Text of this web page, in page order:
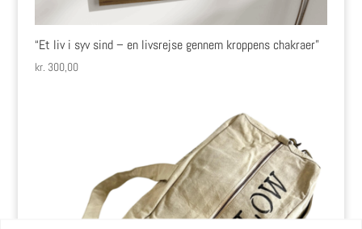
“Et liv i syv sind – en livsrejse gennem kroppens chakraer”
kr. 300,00